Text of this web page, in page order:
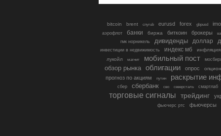
bitcoin brent cnyrub eurusd forex gbpusd
аэрофлот банки биржа биткоин брокеры
гмк норникель
дивиденды доллар
инвестиции в недвижимость индекс мб
инфляция
лукойл
магнит мобильный пост
обзор рынка облигации опрос
прогноз по акциям путин раскрытие
сбер сбербанк сво северсталь смартлаб
торговые сигналы трейдинг
фьючерс ртс фьючерсы